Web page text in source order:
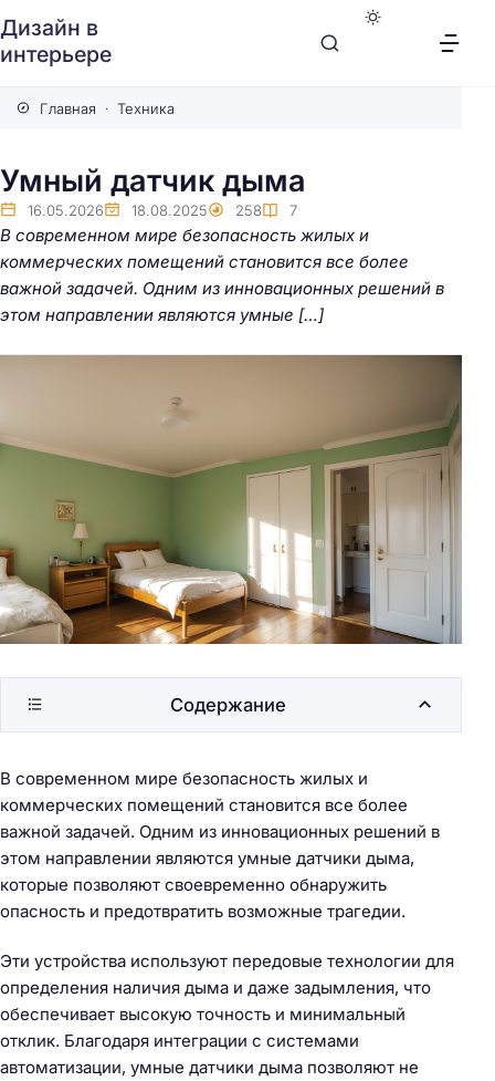
Дизайн в
интерьере
Главная Техника
Умный датчик дыма
16.05.2026 18.08.2025 258 7
В современном мире безопасность жилых и
коммерческих помещений становится все более
важной задачей. Одним из инновационных решений в
этом направлении являются умные […]
В современном мире безопасность жилых и
коммерческих помещений становится все более
важной задачей. Одним из инновационных решений в
этом направлении являются умные датчики дыма,
которые позволяют своевременно обнаружить
опасность и предотвратить возможные трагедии.
Эти устройства используют передовые технологии для
определения наличия дыма и даже задымления, что
обеспечивает высокую точность и минимальный
отклик. Благодаря интеграции с системами
автоматизации, умные датчики дыма позволяют не
Содержание